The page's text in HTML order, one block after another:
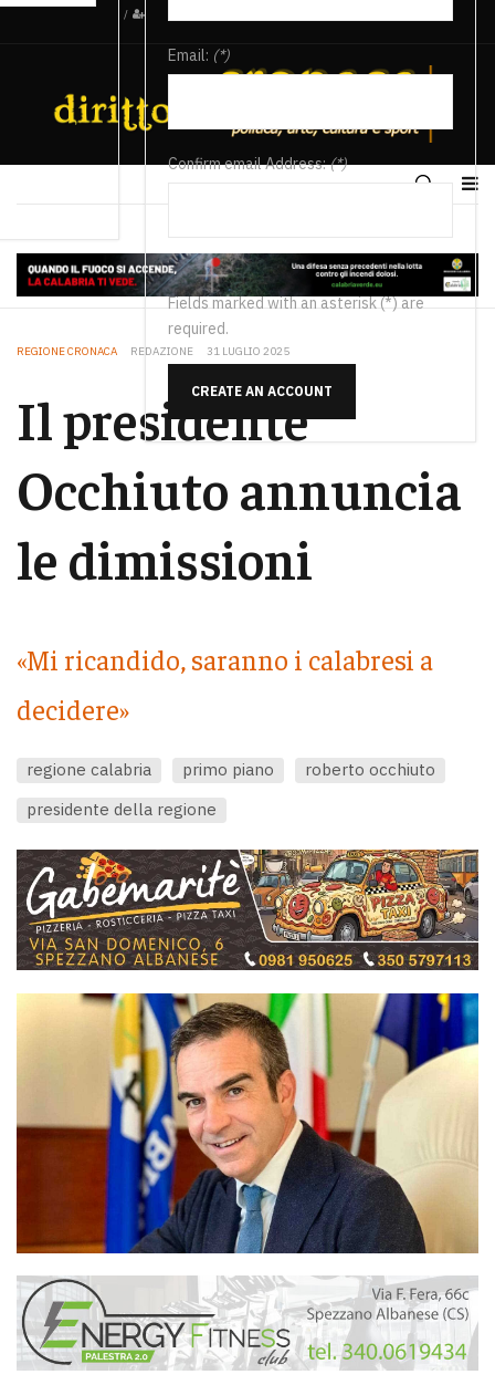
/
Email: (*)
Confirm email Address:(*)
Fields marked with an asterisk (*) are
required.
CREATE AN ACCOUNT
REGIONE CRONACA REDAZIONE 31 LUGLIO 2025
Il presidente
Occhiuto annuncia
le dimissioni
«Mi ricandido, saranno i calabresi a
decidere»
regione calabria primo piano
roberto occhiuto
presidente della regione